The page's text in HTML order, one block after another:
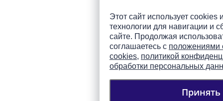
Этот сайт использует cookies
технологии для навигации и
сайте. Продолжая
соглашаетесь с положениями
cookies, политикой
обработки персональных
Принять